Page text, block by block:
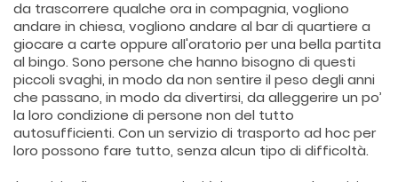
da trascorrere qualche ora in compagnia, vogliono
andare in chiesa, vogliono andare al bar di quartiere a
giocare a carte oppure all'oratorio per una bella partita
al bingo. Sono persone che hanno bisogno di questi
piccoli svaghi, in modo da non sentire il peso degli anni
che passano, in modo da divertirsi, da alleggerire un po’
la loro condizione di persone non del tutto
autosufficienti. Con un servizio di trasporto ad hoc per
loro possono fare tutto, senza alcun tipo di difficoltà.